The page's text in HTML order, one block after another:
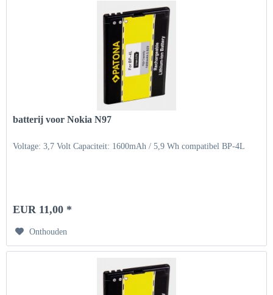
batterij voor Nokia N97
Voltage: 3,7 Volt Capaciteit: 1600mAh / 5,9 Wh compatibel BP-4L
EUR 11,00 *
Onthouden